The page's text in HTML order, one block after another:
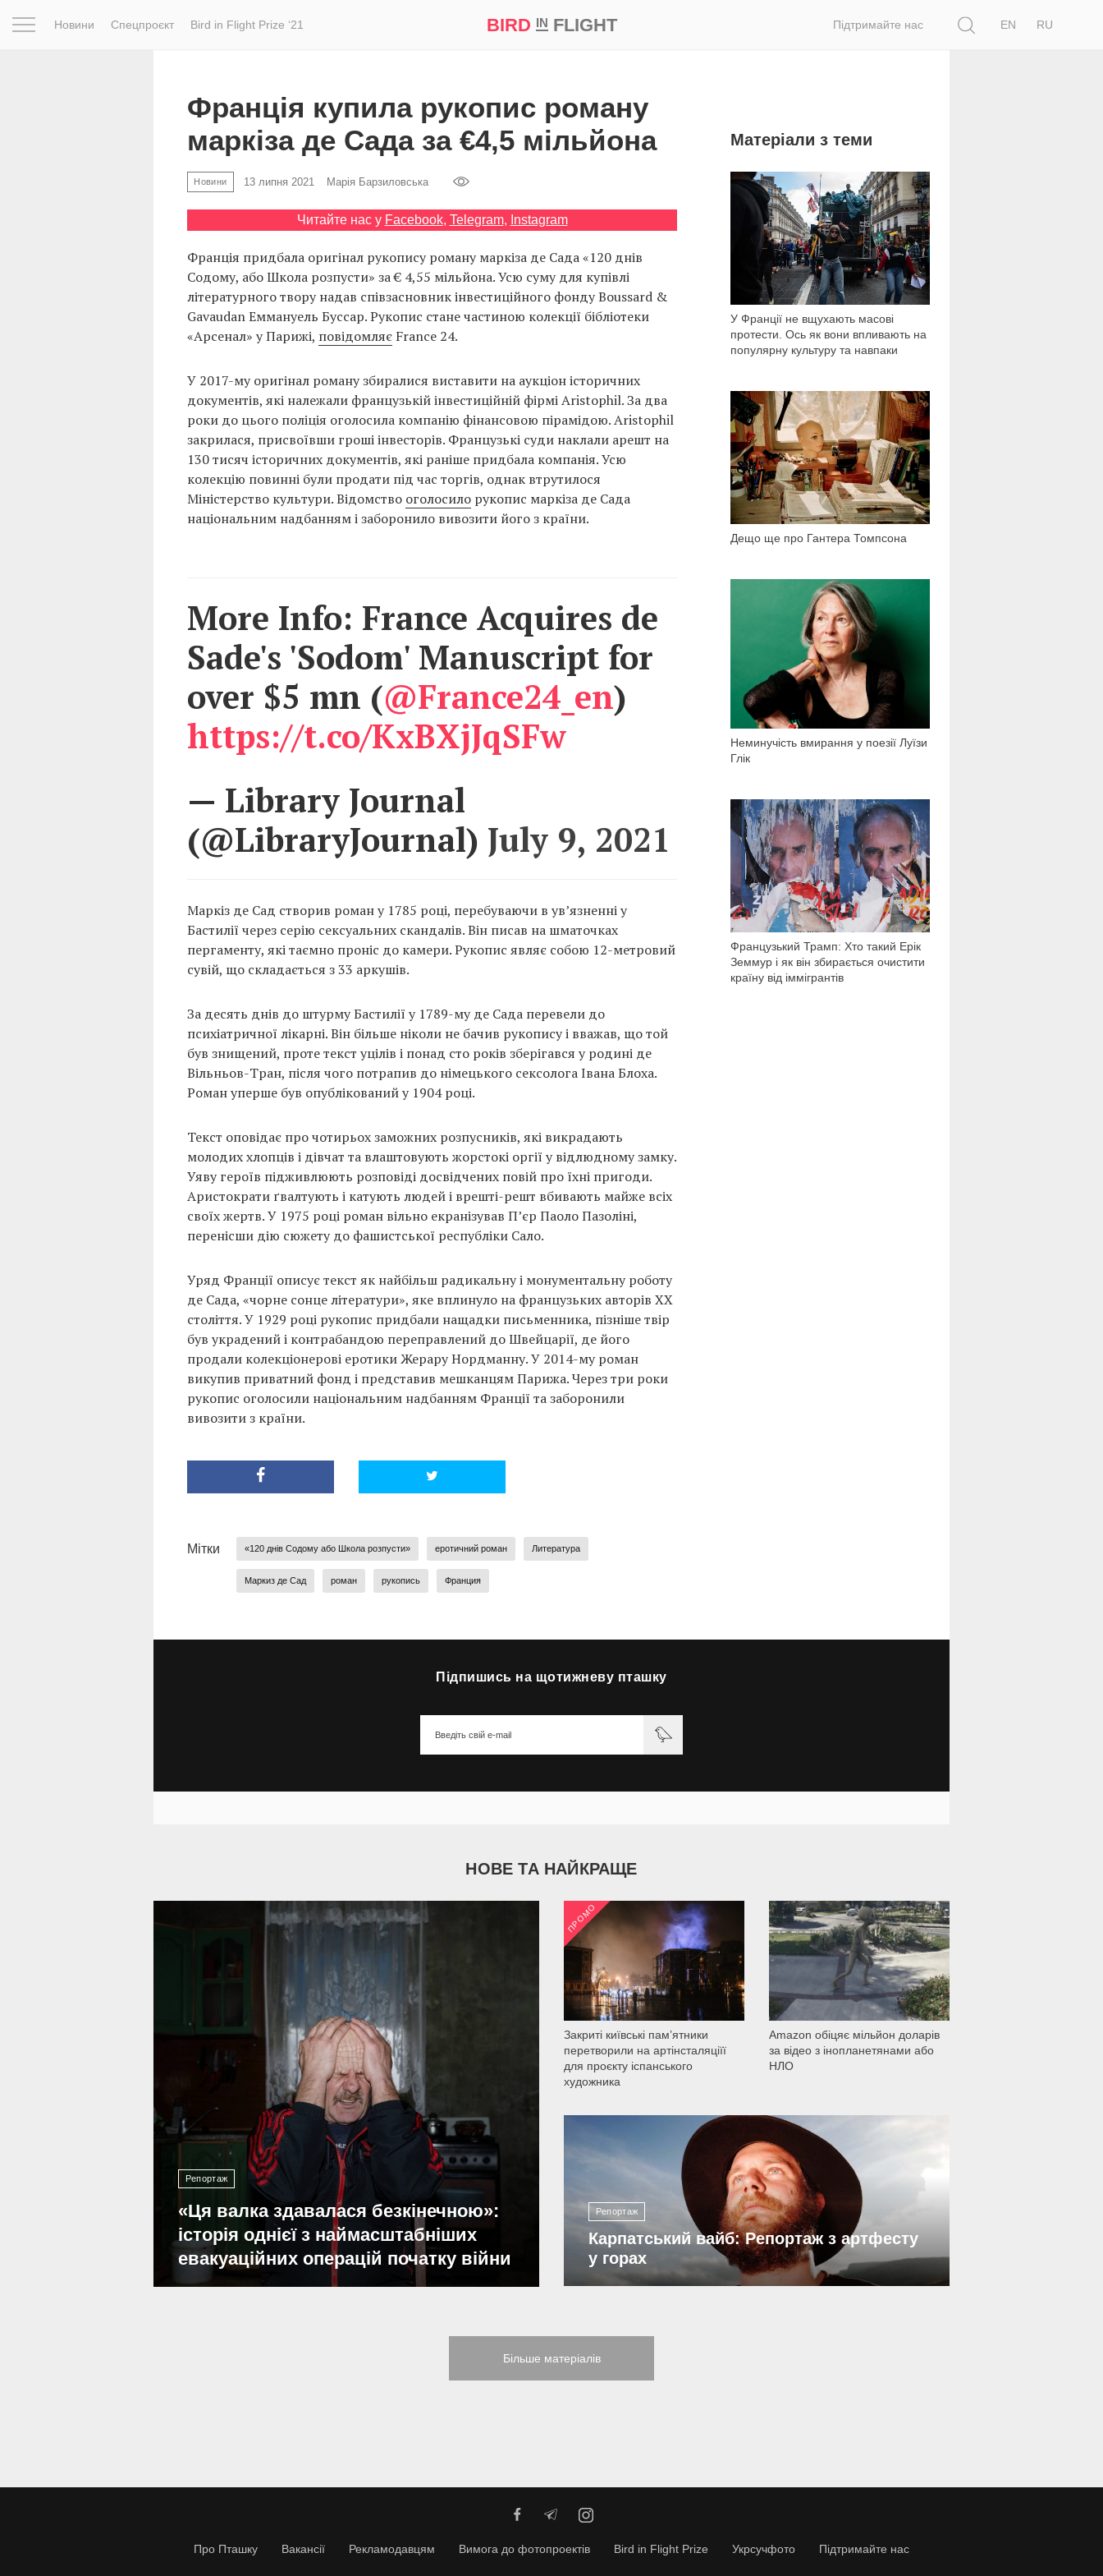
Новини Спецпроєкт Bird in Flight Prize ‘21 BIRD INFLIGHT Підтримайте нас
EN
RU
Франція купила рукопис роману
маркіза де Сада за €4,5 мільйона
Новини 13 липня 2021 Марія Барзиловська
Читайте нас у Facebook, Telegram, Instagram
Франція придбала оригінал рукопису роману маркіза де Сада «120 днів
Содому, або Школа розпусти» за € 4,55 мільйона. Усю суму для купівлі
літературного твору надав співзасновник інвестиційного фонду Boussard &
Gavaudan Еммануель Буссар. Рукопис стане частиною колекції бібліотеки
«Арсенал» у Парижі, повідомляєFrance 24.
У 2017-му оригінал роману збиралися виставити на аукціон історичних
документів, які належали французькій інвестиційній фірмі Aristophil. За два
роки до цього поліція оголосила компанію фінансовою пірамідою. Aristophil
закрилася, присвоївши гроші інвесторів. Французькі суди наклали арешт на
130 тисяч історичних документів, які раніше придбала компанія. Усю
колекцію повинні були продати під час торгів, однак втрутилося
Міністерство культури. Відомство оголосилорукопис маркіза де Сада
національним надбанням і заборонило вивозити його з країни.
More Info: France Acquires de
Sade's 'Sodom' Manuscript for
over $5 mn (@France24_en)
https://t.co/KxBXjJqSFw
— Library Journal
(@LibraryJournal) July 9, 2021
Маркіз де Сад створив роман у 1785 році, перебуваючи в ув’язненні у
Бастилії через серію сексуальних скандалів. Він писав на шматочках
пергаменту, які таємно проніс до камери. Рукопис являє собою 12-метровий
сувій, що складається з 33 аркушів.
За десять днів до штурму Бастилії у 1789-му де Сада перевели до
психіатричної лікарні. Він більше ніколи не бачив рукопису і вважав, що той
був знищений, проте текст уцілів і понад сто років зберігався у родині де
Вільньов-Тран, після чого потрапив до німецького сексолога Івана Блоха.
Роман уперше був опублікований у 1904 році.
Текст оповідає про чотирьох заможних розпусників, які викрадають
молодих хлопців і дівчат та влаштовують жорстокі оргії у відлюдному замку.
Уяву героїв підживлюють розповіді досвідчених повій про їхні пригоди.
Аристократи ґвалтують і катують людей і врешті-решт вбивають майже всіх
своїх жертв. У 1975 році роман вільно екранізував П’єр Паоло Пазоліні,
перенісши дію сюжету до фашистської республіки Сало.
Уряд Франції описує текст як найбільш радикальну і монументальну роботу
де Сада, «чорне сонце літератури», яке вплинуло на французьких авторів XX
століття. У 1929 році рукопис придбали нащадки письменника, пізніше твір
був украдений і контрабандою переправлений ​​до Швейцарії, де його
продали колекціонерові еротики Жерару Нордманну. У 2014-му роман
викупив приватний фонд і представив мешканцям Парижа. Через три роки
рукопис оголосили національним надбанням Франції та заборонили
вивозити з країни.
Мітки «120 днів Содому або Школа розпусти» еротичний роман Литература
Маркиз де Сад роман рукопись Франция
Матеріали з теми
У Франції не вщухають масові
протести. Ось як вони впливають на
популярну культуру та навпаки
552
Дещо ще про Гантера Томпсона
2 712
Неминучість вмирання у поезії Луїзи
Глік
Французький Трамп: Хто такий Ерік
Земмур і як він збирається очистити
країну від іммігрантів
4 896
Підпишись на щотижневу пташку
НОВЕ ТА НАЙКРАЩЕ
Репортаж
«Ця валка здавалася безкінечною»:
історія однієї з наймасштабніших
евакуаційних операцій початку війни
ПРОМО
Закриті київські пам’ятники
перетворили на артінсталяціїї
для проєкту іспанського
художника
2 035
Amazon обіцяє мільйон доларів
за відео з інопланетянами або
НЛО
1 501
Репортаж
Карпатський вайб: Репортаж з артфесту
у горах
Більше матеріалів
Про Пташку Вакансії Рекламодавцям Вимога до фотопроектів Bird in Flight Prize Укрсучфото Підтримайте нас